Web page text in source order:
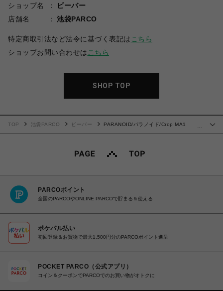
ショップ名
ビーバー
店舗名
池袋PARCO
特定商取引法など法令に基づく表記は こちら
ショップお問い合わせは こちら
SHOP TOP
TOP 池袋PARCO ビーバー
PARANOID/パラノイド/Crop MA1
PARCOポイント
全国のPARCOやONLINE PARCOで貯まる＆使える
ポケパル払い
初回登録＆お買物で最大1,500円分のPARCOポイント進呈
POCKET PARCO（公式アプリ）
コイン＆クーポンでPARCOでのお買い物がオトクに